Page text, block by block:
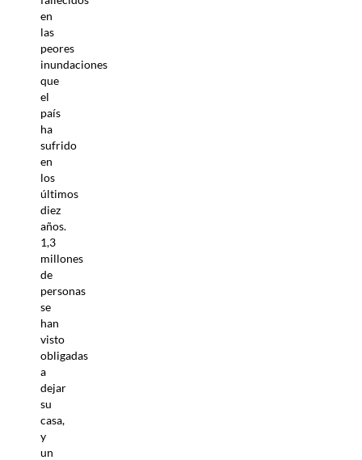
en
las
peores
inundaciones
que
el
país
ha
sufrido
en
los
últimos
diez
años.
1,3
millones
de
personas
se
han
visto
obligadas
a
dejar
su
casa,
y
un